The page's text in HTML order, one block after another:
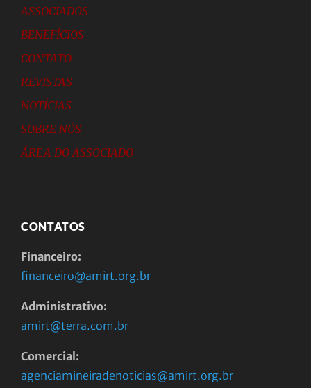
ASSOCIADOS
BENEFÍCIOS
CONTATO
REVISTAS
NOTÍCIAS
SOBRE NÓS
ÁREA DO ASSOCIADO
CONTATOS
Financeiro:
financeiro@amirt.org.br
Administrativo:
amirt@terra.com.br
Comercial:
agenciamineiradenoticias@amirt.org.br